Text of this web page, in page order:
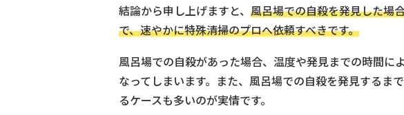
結論から申し上げますと、 風呂場での自殺を発見した場
で、速やかに特殊清掃のプロへ依頼すべきです。
風呂場での自殺があった場合、温度や発見までの時間に
なってしまいます。また、風呂場での自殺を発見するま
るケースも多いのが実情です。